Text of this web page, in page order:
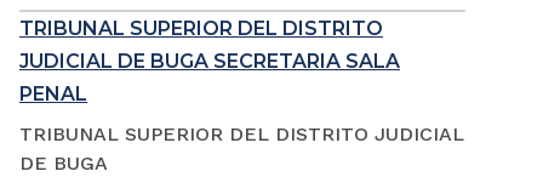
TRIBUNAL SUPERIOR DEL DISTRITO
JUDICIAL DE BUGA SECRETARIA SALA
PENAL
TRIBUNAL SUPERIOR DEL DISTRITO JUDICIAL
DE BUGA